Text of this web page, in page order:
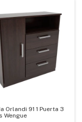
Orlandi 91 1 Puerta 3
Wengue